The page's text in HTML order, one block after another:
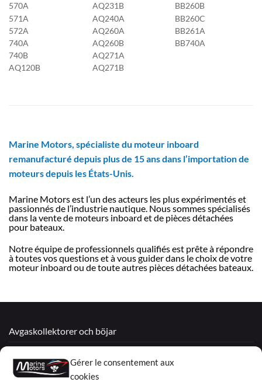
Gérer le consentement aux
cookies
570A
571A
572A
740A
740B
AQ120B
AQ231B
AQ240A
AQ260A
AQ260B
AQ271A
AQ271B
BB260B
BB260C
BB261A
BB740A
Marine Motors, spécialiste du moteur inboard
remanufacturé depuis plus de 15 ans dans l’importation de
moteurs depuis les États-Unis.
Marine Motors est l’un des acteurs les plus expérimentés et
passionnés de l’industrie nautique. Nous sommes spécialisés
dans la vente de moteurs inboard et de pièces détachées
pour bateaux.
Notre équipe de professionnels qualifiés est prête à répondre
à toutes vos questions et à vous guider dans le choix de votre
moteur inboard ou de toute autres pièces détachées bateaux.
Avgaskollektorer och böjar
Mercruiser